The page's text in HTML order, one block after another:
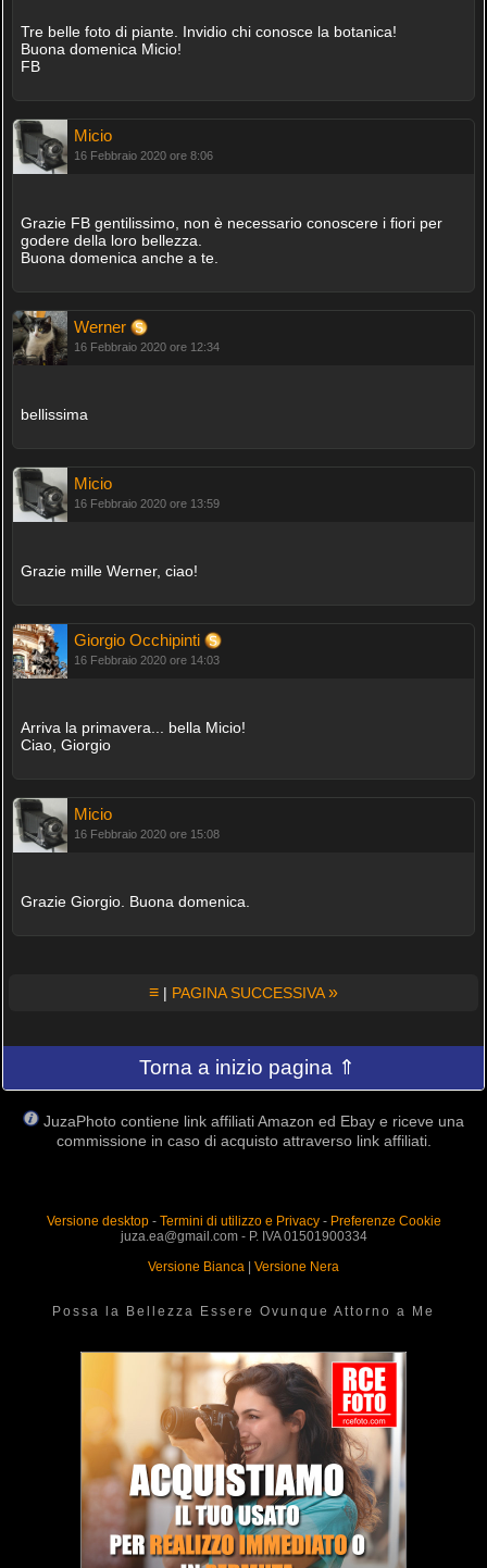
Tre belle foto di piante. Invidio chi conosce la botanica!
Buona domenica Micio!
FB
Micio
16 Febbraio 2020 ore 8:06
Grazie FB gentilissimo, non è necessario conoscere i fiori per
godere della loro bellezza.
Buona domenica anche a te.
Werner
16 Febbraio 2020 ore 12:34
bellissima
Micio
16 Febbraio 2020 ore 13:59
Grazie mille Werner, ciao!
Giorgio Occhipinti
16 Febbraio 2020 ore 14:03
Arriva la primavera... bella Micio!
Ciao, Giorgio
Micio
16 Febbraio 2020 ore 15:08
Grazie Giorgio. Buona domenica.
≡ | PAGINA SUCCESSIVA»
Torna a inizio pagina ⇑
JuzaPhoto contiene link affiliati Amazon ed Ebay e riceve una
commissione in caso di acquisto attraverso link affiliati.
Versione desktop- Termini di utilizzo e Privacy- Preferenze Cookie
juza.ea@gmail.com - P. IVA 01501900334
Versione Bianca | Versione Nera
Possa la Bellezza Essere Ovunque Attorno a Me